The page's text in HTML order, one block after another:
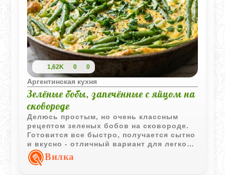
1,62K 0 0
Аргентинская кухня
Зелёные бобы, запечённые с яйцом на
сковороде
Делюсь простым, но очень классным
рецептом зеленых бобов на сковороде.
Готовится все быстро, получается сытно
и вкусно - отличный вариант для легкого
перекуса или гарнира. Бобы сначала
отвариваем, потом прогреваем с маслом,
Вилка